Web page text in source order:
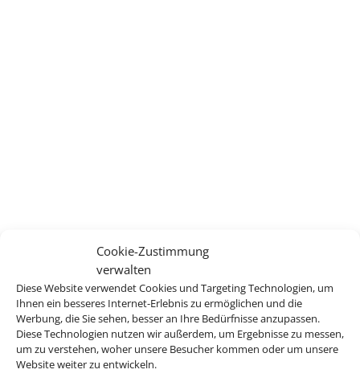
Cookie-Zustimmung
verwalten
Diese Website verwendet Cookies und Targeting Technologien, um
Ihnen ein besseres Internet-Erlebnis zu ermöglichen und die
Werbung, die Sie sehen, besser an Ihre Bedürfnisse anzupassen.
Diese Technologien nutzen wir außerdem, um Ergebnisse zu messen,
um zu verstehen, woher unsere Besucher kommen oder um unsere
Website weiter zu entwickeln.